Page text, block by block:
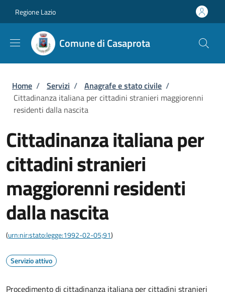
Regione Lazio
Comune di Casaprota
Briciole di pane
Home / Servizi / Anagrafe e stato civile /
Cittadinanza italiana per cittadini stranieri maggiorenni
residenti dalla nascita
Cittadinanza italiana per
cittadini stranieri
maggiorenni residenti
dalla nascita
(urn:nir:stato:legge:1992-02-05;91)
Servizio attivo
Procedimento di cittadinanza italiana per cittadini stranieri